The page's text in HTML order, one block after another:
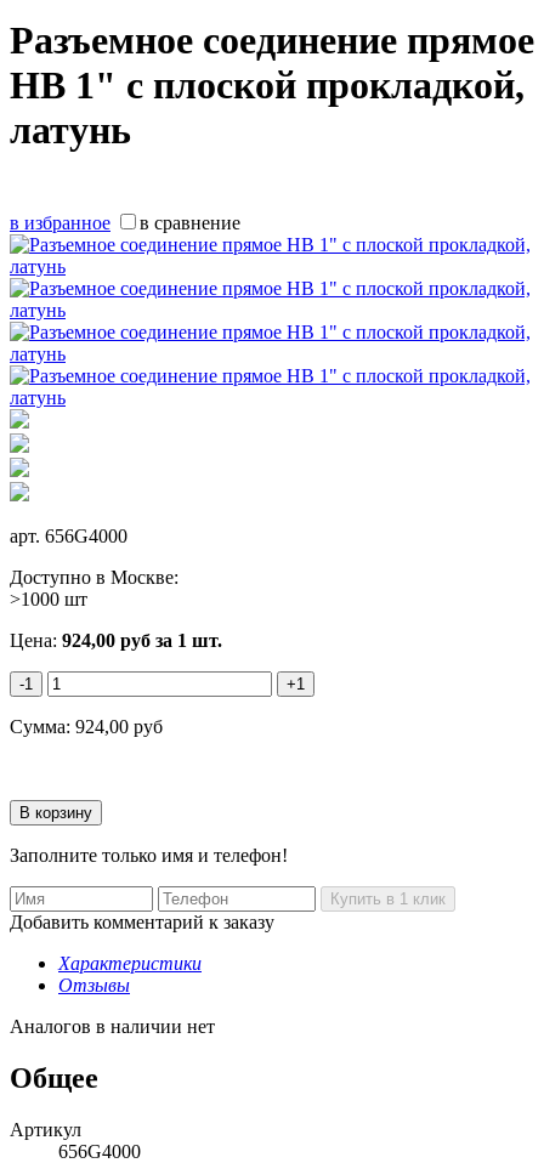
Разъемное соединение прямое
НВ 1" с плоской прокладкой,
латунь
в избранное в сравнение
арт. 656G4000
Доступно в Москве:
>1000 шт
Цена: 924,00 руб за 1 шт.
-1 +1
Сумма: 924,00 руб
Заполните только имя и телефон!
Добавить комментарий к заказу
Характеристики
Отзывы
Аналогов в наличии нет
Общее
Артикул
656G4000